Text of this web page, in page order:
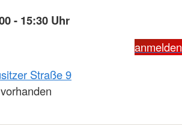
- 15:30 Uhr
anmelden
Straße 9